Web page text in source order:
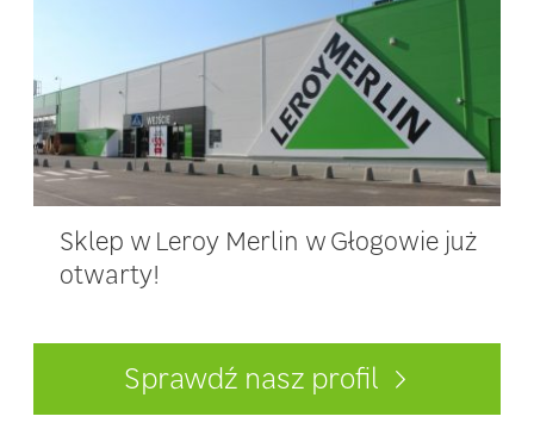
Sprawdź nasz profil
Sklep w Leroy Merlin w Głogowie już
otwarty!